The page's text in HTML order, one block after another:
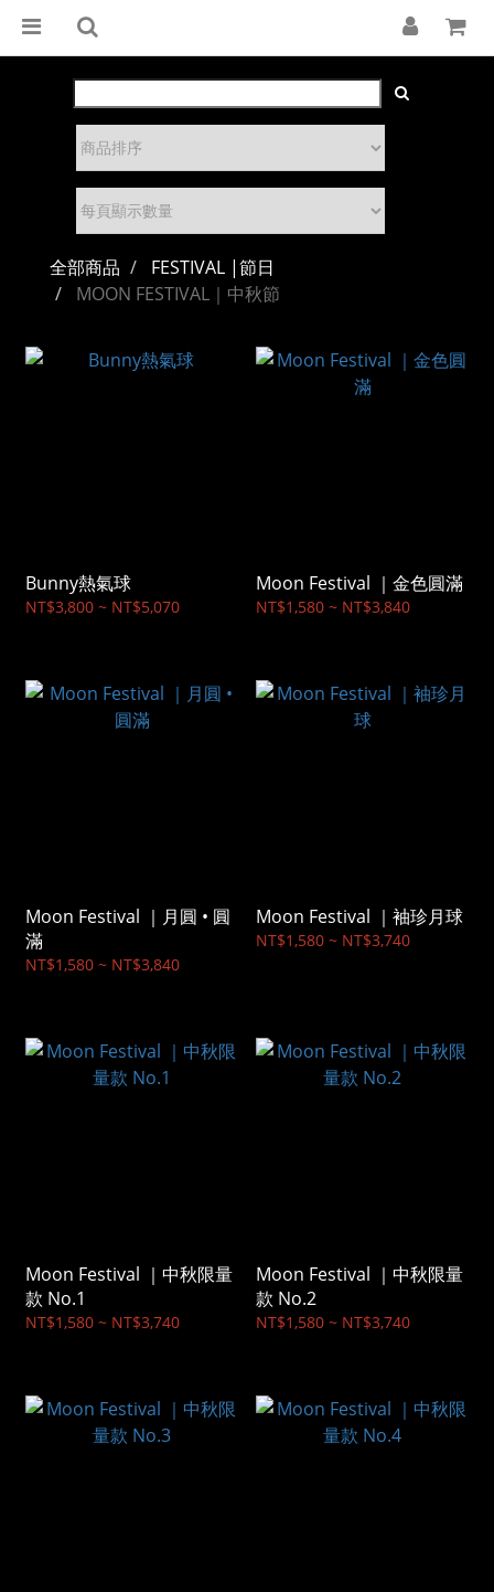
全部商品
FESTIVAL |節日
MOON FESTIVAL｜中秋節
Bunny熱氣球
NT$3,800 ~ NT$5,070
Moon Festival ｜金色圓滿
NT$1,580 ~ NT$3,840
Moon Festival ｜月圓 • 圓
滿
NT$1,580 ~ NT$3,840
Moon Festival ｜袖珍月球
NT$1,580 ~ NT$3,740
Moon Festival ｜中秋限量
款 No.1
NT$1,580 ~ NT$3,740
Moon Festival ｜中秋限量
款 No.2
NT$1,580 ~ NT$3,740